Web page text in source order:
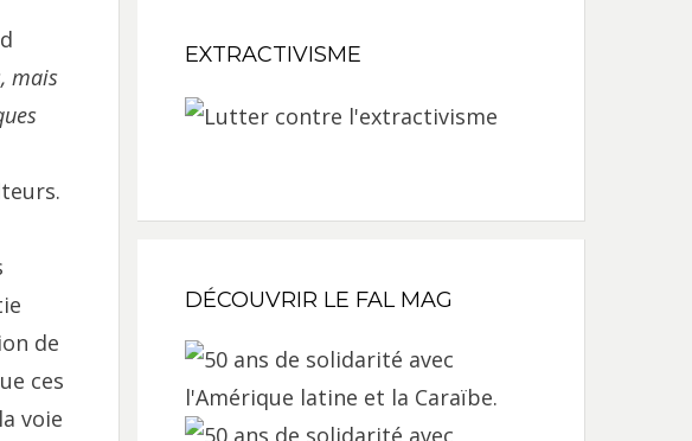
mais
de
ces
voie
EXTRACTIVISME
DÉCOUVRIR LE FAL MAG